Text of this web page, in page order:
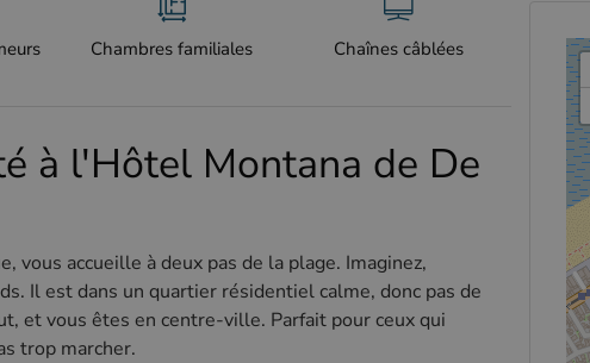
Chambres familiales Chaînes câblées
à l'Hôtel Montana de De
vous accueille à deux pas de la plage. Imaginez,
Il est dans un quartier résidentiel calme, donc pas de
et vous êtes en centre-ville. Parfait pour ceux qui
trop marcher.